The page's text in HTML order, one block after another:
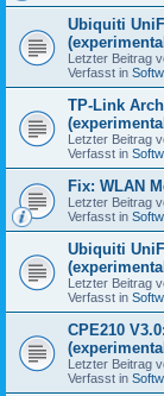
Ubiquiti
Letzter Beitrag
Verfasst in
TP-Link
Letzter Beitrag
Verfasst in
Fix: WLAN
Letzter Beitrag
Verfasst in
Ubiquiti
Letzter Beitrag
Verfasst in
CPE210
Letzter Beitrag
Verfasst in